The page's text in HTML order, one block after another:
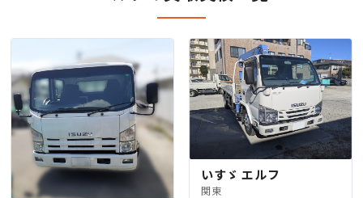
いすゞ エルフ
関東